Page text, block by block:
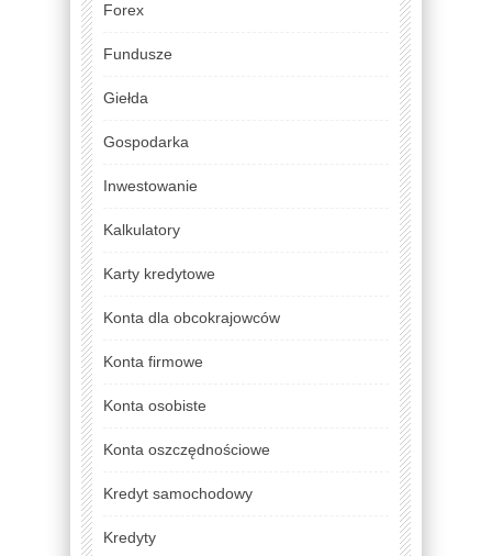
Forex
Fundusze
Giełda
Gospodarka
Inwestowanie
Kalkulatory
Karty kredytowe
Konta dla obcokrajowców
Konta firmowe
Konta osobiste
Konta oszczędnościowe
Kredyt samochodowy
Kredyty